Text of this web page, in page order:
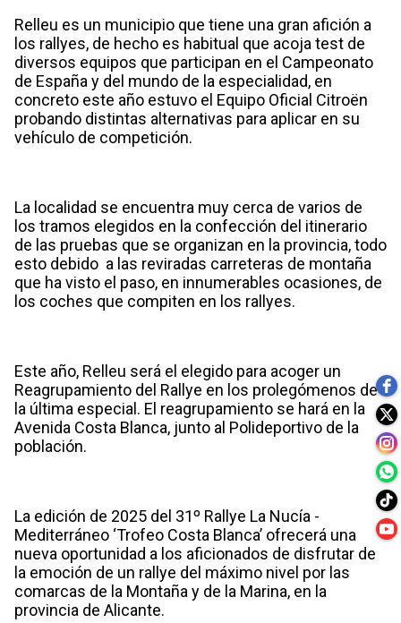
Relleu es un municipio que tiene una gran afición a
los rallyes, de hecho es habitual que acoja test de
diversos equipos que participan en el Campeonato
de España y del mundo de la especialidad, en
concreto este año estuvo el Equipo Oficial Citroën
probando distintas alternativas para aplicar en su
vehículo de competición.
La localidad se encuentra muy cerca de varios de
los tramos elegidos en la confección del itinerario
de las pruebas que se organizan en la provincia, todo
esto debido a las reviradas carreteras de montaña
que ha visto el paso, en innumerables ocasiones, de
los coches que compiten en los rallyes.
Este año, Relleu será el elegido para acoger un
Reagrupamiento del Rallye en los prolegómenos de
la última especial. El reagrupamiento se hará en la
Avenida Costa Blanca, junto al Polideportivo de la
población.
La edición de 2025 del 31º Rallye La Nucía -
Mediterráneo ‘Trofeo Costa Blanca’ ofrecerá una
nueva oportunidad a los aficionados de disfrutar de
la emoción de un rallye del máximo nivel por las
comarcas de la Montaña y de la Marina, en la
provincia de Alicante.